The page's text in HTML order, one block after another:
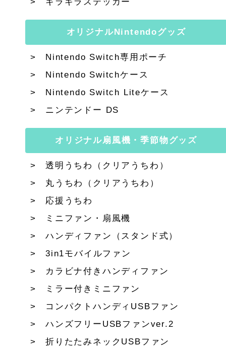
オリジナルNintendoグッズ
Nintendo Switch専用ポーチ
Nintendo Switchケース
Nintendo Switch Liteケース
ニンテンドー DS
オリジナル扇風機・季節物グッズ
透明うちわ（クリアうちわ）
丸うちわ（クリアうちわ）
応援うちわ
ミニファン・扇風機
ハンディファン（スタンド式）
3in1モバイルファン
カラビナ付きハンディファン
ミラー付きミニファン
コンパクトハンディUSBファン
ハンズフリーUSBファンver.2
折りたたみネックUSBファン